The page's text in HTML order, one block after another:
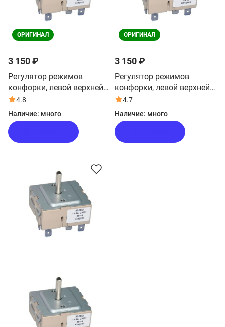
ОРИГИНАЛ
3 150 ₽
Регулятор режимов
конфорки, левой верхней
для плиты Haier HCX-
5CDPX1
4.8
Наличие: много
ОРИГИНАЛ
3 150 ₽
Регулятор режимов
конфорки, левой верхней
для плиты Haier HCX-
5CDPC1
4.7
Наличие: много